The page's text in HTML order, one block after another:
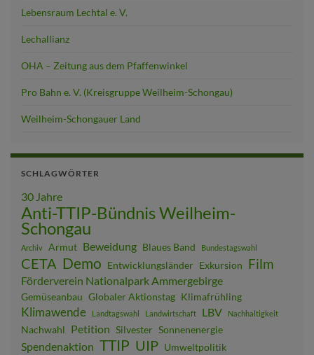
Lebensraum Lechtal e. V.
Lechallianz
OHA – Zeitung aus dem Pfaffenwinkel
Pro Bahn e. V. (Kreisgruppe Weilheim-Schongau)
Weilheim-Schongauer Land
SCHLAGWÖRTER
30 Jahre
Anti-TTIP-Bündnis Weilheim-
Schongau
Archiv Armut Beweidung Blaues Band Bundestagswahl
CETA Demo Entwicklungsländer Exkursion Film
Förderverein Nationalpark Ammergebirge
Gemüseanbau Globaler Aktionstag Klimafrühling
Klimawende Landtagswahl Landwirtschaft LBV Nachhaltigkeit
Nachwahl Petition Silvester Sonnenenergie
Spendenaktion TTIP UIP Umweltpolitik